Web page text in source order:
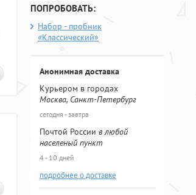
ПОПРОБОВАТЬ:
Набор - пробник
«Классический»
Анонимная доставка
Курьером в городах
Москва, Санкт-Петербург
сегодня - завтра
Почтой России в любой
населеный пункт
4 - 10 дней
подробнее о доставке